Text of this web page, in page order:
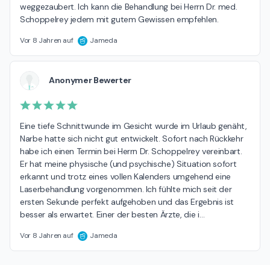
weggezaubert. Ich kann die Behandlung bei Herrn Dr. med.
Schoppelrey jedem mit gutem Gewissen empfehlen.
Vor 8 Jahren auf Jameda
Anonymer Bewerter
Eine tiefe Schnittwunde im Gesicht wurde im Urlaub genäht,
Narbe hatte sich nicht gut entwickelt. Sofort nach Rückkehr
habe ich einen Termin bei Herrn Dr. Schoppelrey vereinbart.
Er hat meine physische (und psychische) Situation sofort
erkannt und trotz eines vollen Kalenders umgehend eine
Laserbehandlung vorgenommen. Ich fühlte mich seit der
ersten Sekunde perfekt aufgehoben und das Ergebnis ist
besser als erwartet. Einer der besten Ärzte, die i…
Vor 8 Jahren auf Jameda